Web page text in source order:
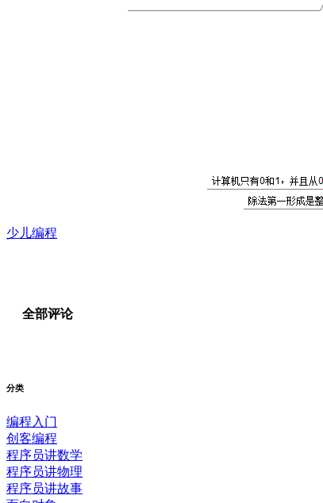
少儿编程
全部评论
分类
编程入门
创客编程
程序员讲数学
程序员讲物理
程序员讲故事